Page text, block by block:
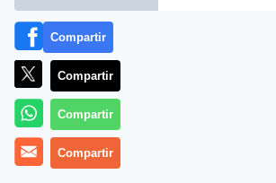
con herramientas manuales.
Dos aviones y un helicóptero han
extinción del fuego hasta que la falta
obligado a retirarse.
Compartir
Compartir
Compartir
Compartir